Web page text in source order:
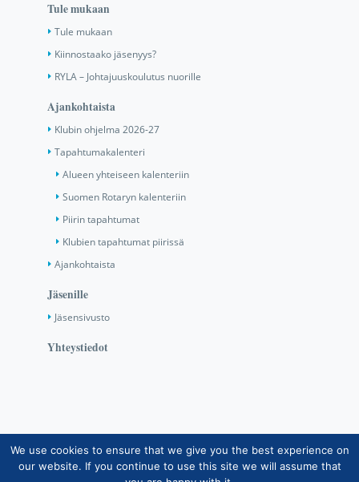
Tule mukaan
Tule mukaan
Kiinnostaako jäsenyys?
RYLA – Johtajuuskoulutus nuorille
Ajankohtaista
Klubin ohjelma 2026-27
Tapahtumakalenteri
Alueen yhteiseen kalenteriin
Suomen Rotaryn kalenteriin
Piirin tapahtumat
Klubien tapahtumat piirissä
Ajankohtaista
Jäsenille
Jäsensivusto
Yhteystiedot
Copyright © Suomen Rotarypalvelu ry 2026 |
Jäsentietojärjestelmän tietosuojaseloste| Henkilötietojen
We use cookies to ensure that we give you the best experience on
our website. If you continue to use this site we will assume that